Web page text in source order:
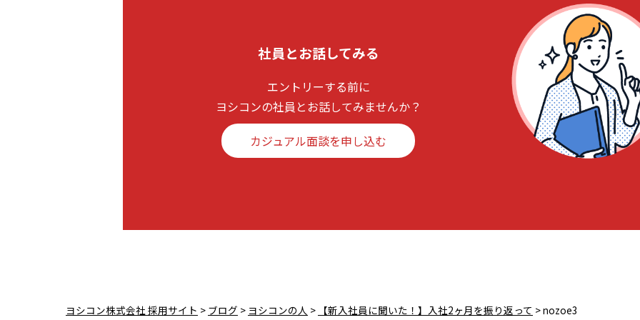
社員とお話してみる
エントリーする前に
ヨシコンの社員とお話してみませんか？
カジュアル面談を申し込む
ヨシコン株式会社 採用サイト > ブログ > ヨシコンの人 > 【新入社員に聞いた！】入社2ヶ月を振り返って >nozoe3